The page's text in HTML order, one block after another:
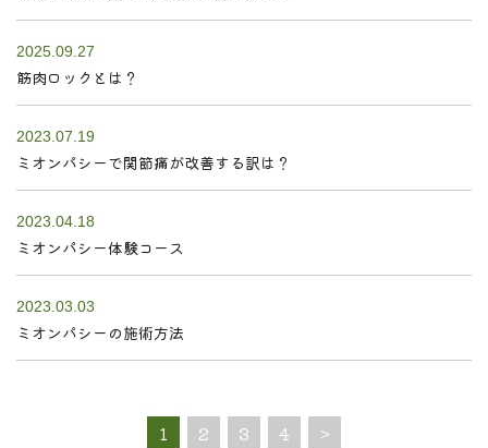
2025.09.27
筋肉ロックとは？
2023.07.19
ミオンパシーで関節痛が改善する訳は？
2023.04.18
ミオンパシー体験コース
2023.03.03
ミオンパシーの施術方法
1 2 3 4 >